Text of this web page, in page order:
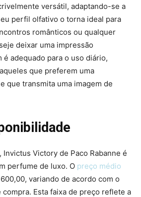
versátil, adaptando-se a
perfil olfativo o torna ideal para
românticos ou qualquer
deixar uma impressão
é adequado para o uso diário,
que preferem uma
que transmita uma imagem de
Invictus Victory de Paco Rabanne é
perfume de luxo. O preço médio
variando de acordo com o
compra. Esta faixa de preço reflete a